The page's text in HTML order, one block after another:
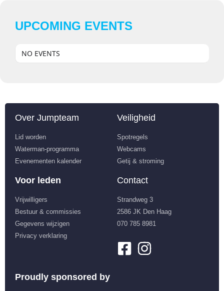
UPCOMING EVENTS
NO EVENTS
Over Jumpteam
Lid worden
Waterman-programma
Evenementen kalender
Veiligheid
Spotregels
Webcams
Getij & stroming
Voor leden
Vrijwilligers
Bestuur & commissies
Gegevens wijzigen
Privacy verklaring
Contact
Strandweg 3
2586 JK Den Haag
070 785 8981
Proudly sponsored by